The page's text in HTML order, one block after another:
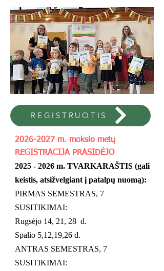
REGISTRUOTIS
2026-2027 m. mokslo metų
REGISTRACIJA PRASIDĖJO
2025 - 2026 m. TVARKARAŠTIS (gali
keistis, atsižvelgiant į patalpų nuomą):
PIRMAS SEMESTRAS, 7
SUSITIKIMAI:
Rugsėjo 14, 21, 28 d.
Spalio 5,12,19,26 d.
ANTRAS SEMESTRAS, 7
SUSITIKIMAI: